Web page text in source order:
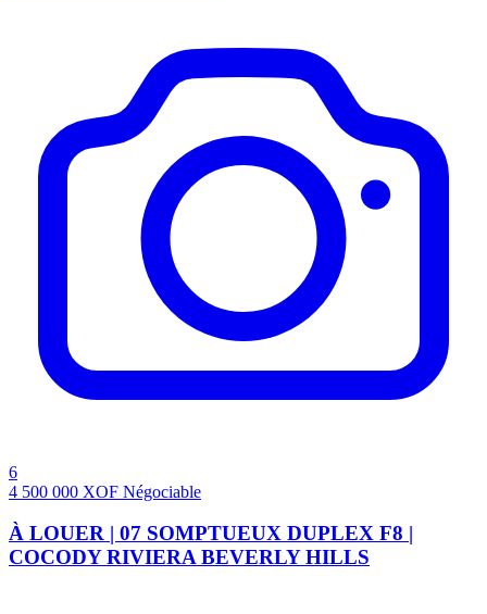
6
4 500 000 XOF Négociable
À LOUER | 07 SOMPTUEUX DUPLEX F8 |
COCODY RIVIERA BEVERLY HILLS